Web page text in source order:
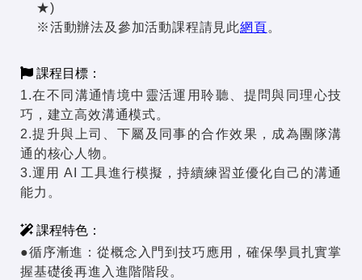
★)
※活動辦法及參加活動課程請見此網頁。
課程目標：
1.在不同溝通情境中靈活運用聆聽、提問與同理心技
巧，建立高效溝通模式。
2.提升與上司、下屬及同事的合作效果，成為團隊溝
通的核心人物。
3.運用 AI 工具進行模擬，持續練習並優化自己的溝通
能力。
課程特色：
●循序漸進：從概念入門到技巧應用，確保學員扎實掌
握基礎後再進入進階階段。